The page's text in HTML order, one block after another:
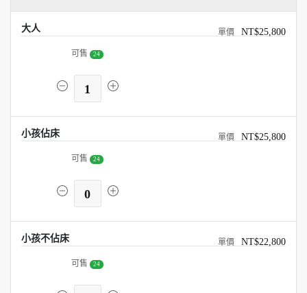
大人 NT$25,800
可售 24
1
小孩佔床 NT$25,800
可售 24
0
小孩不佔床 NT$22,800
可售 24